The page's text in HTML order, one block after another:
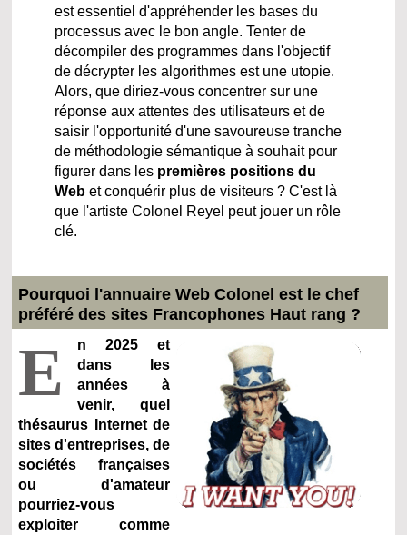
dynamique des webmasters
du net c'est la diffusion d'informations innovantes
guerrier fusionnel responsive
digitales éthiques, la plus simple des idées !
référencement efficient
qualité dictée par les moteurs de recherche …
est essentiel d'appréhender les bases du
processus avec le bon angle. Tenter de
décompiler des programmes dans l'objectif
de décrypter les algorithmes est une utopie.
Alors, que diriez-vous concentrer sur une
réponse aux attentes des utilisateurs et de
saisir l'opportunité d'une savoureuse tranche
de méthodologie sémantique à souhait pour
figurer dans les premières positions du
Web et conquérir plus de visiteurs ? C'est là
que l'artiste Colonel Reyel peut jouer un rôle
clé.
Pourquoi l'annuaire Web Colonel est le chef
préféré des sites Francophones Haut rang ?
E
n 2025 et
dans les
années à
venir, quel
thésaurus Internet de
sites d'entreprises, de
sociétés françaises
ou d'amateur
pourriez-vous
exploiter comme